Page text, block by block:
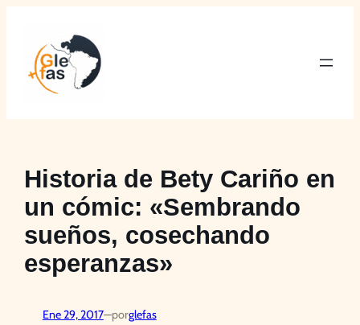
contenido
Historia de Bety Cariño en
un cómic: «Sembrando
sueños, cosechando
esperanzas»
Ene 29, 2017—porglefas